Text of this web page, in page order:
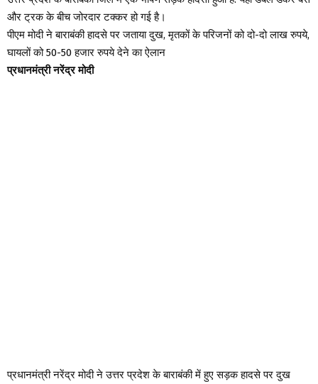
और ट्रक के बीच जोरदार टक्कर हो गई है।
पीएम मोदी ने बाराबंकी हादसे पर जताया दुख, मृतकों के परिजनों को दो-दो लाख रुपये,
घायलों को 50-50 हजार रुपये देने का ऐलान
प्रधानमंत्री नरेंद्र मोदी
प्रधानमंत्री नरेंद्र मोदी ने उत्तर प्रदेश के बाराबंकी में हुए सड़क हादसे पर दुख